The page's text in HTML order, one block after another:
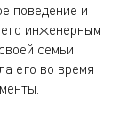
поведение и
инженерным
семьи,
его во время